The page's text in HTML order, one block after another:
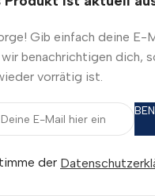
Gib einfach deine E-
wir benachrichtigen dich,
vorrätig ist.
der